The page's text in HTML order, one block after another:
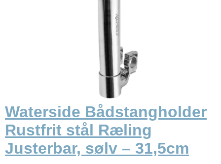
Waterside Bådstangholder
Rustfrit stål Ræling
Justerbar, sølv – 31,5cm